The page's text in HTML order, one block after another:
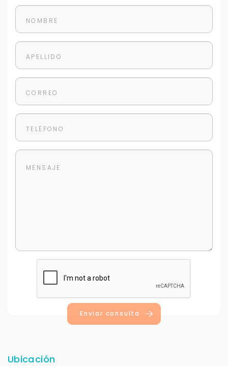
Enviar consulta
Ubicación
+598
No compartimos tu información ni enviamos spam.
Uso exclusivo